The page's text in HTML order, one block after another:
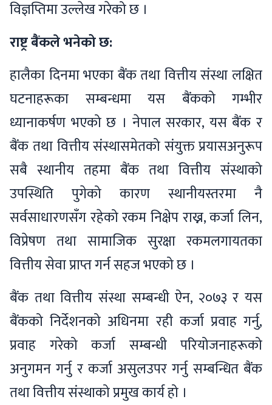
विज्ञप्तिमा उल्लेख गरेको छ ।
राष्ट्र बैंकले भनेको छ:
हालैका दिनमा भएका बैंक तथा वित्तीय संस्था लक्षित
घटनाहरूका सम्बन्धमा यस बैंकको गम्भीर
ध्यानाकर्षण भएको छ । नेपाल सरकार, यस बैंक र
बैंक तथा वित्तीय संस्थासमेतको संयुक्त प्रयासअनुरूप
सबै स्थानीय तहमा बैंक तथा वित्तीय संस्थाको
उपस्थिति पुगेको कारण स्थानीयस्तरमा नै
सर्वसाधारणसँग रहेको रकम निक्षेप राख्न, कर्जा लिन,
विप्रेषण तथा सामाजिक सुरक्षा रकमलगायतका
वित्तीय सेवा प्राप्त गर्न सहज भएको छ ।
बैंक तथा वित्तीय संस्था सम्बन्धी ऐन, २०७३ र यस
बैंकको निर्देशनको अधिनमा रही कर्जा प्रवाह गर्नु,
प्रवाह गरेको कर्जा सम्बन्धी परियोजनाहरूको
अनुगमन गर्नु र कर्जा असुलउपर गर्नु सम्बन्धित बैंक
तथा वित्तीय संस्थाको प्रमुख कार्य हो ।